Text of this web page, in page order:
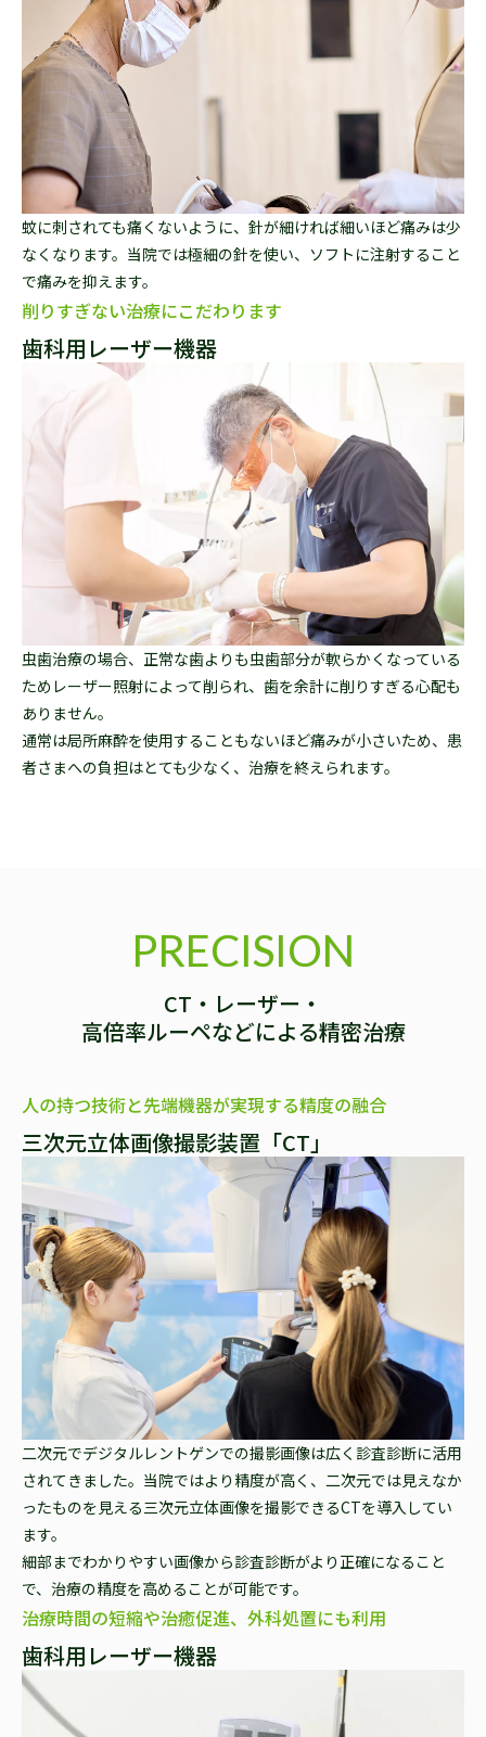
蚊に刺されても痛くないように、針が細ければ細いほど痛みは少
なくなります。当院では極細の針を使い、ソフトに注射すること
で痛みを抑えます。
削りすぎない治療にこだわります
歯科用レーザー機器
虫歯治療の場合、正常な歯よりも虫歯部分が軟らかくなっている
ためレーザー照射によって削られ、歯を余計に削りすぎる心配も
ありません。
通常は局所麻酔を使用することもないほど痛みが小さいため、患
者さまへの負担はとても少なく、治療を終えられます。
PRECISION
CT・レーザー・
高倍率ルーペなどによる精密治療
人の持つ技術と先端機器が実現する精度の融合
三次元立体画像撮影装置「CT」
二次元でデジタルレントゲンでの撮影画像は広く診査診断に活用
されてきました。当院ではより精度が高く、二次元では見えなか
ったものを見える三次元立体画像を撮影できるCTを導入してい
ます。
細部までわかりやすい画像から診査診断がより正確になること
で、治療の精度を高めることが可能です。
治療時間の短縮や治癒促進、外科処置にも利用
歯科用レーザー機器